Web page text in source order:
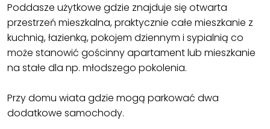
Poddasze użytkowe gdzie znajduje się otwarta
przestrzeń mieszkalna, praktycznie całe mieszkanie z
kuchnią, łazienką, pokojem dziennym i sypialnią co
może stanowić gościnny apartament lub mieszkanie
na stałe dla np. młodszego pokolenia.
Przy domu wiata gdzie mogą parkować dwa
dodatkowe samochody.